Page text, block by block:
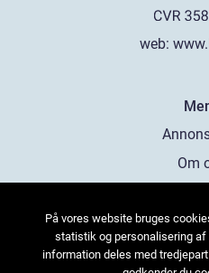
web:
Om
På vores website bruges
statistik og personalisering af
information deles med